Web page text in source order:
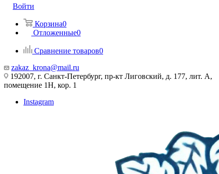
Войти
Корзина0
Отложенные0
Сравнение товаров0
zakaz_krona@mail.ru
192007, г. Санкт-Петербург, пр-кт Лиговский, д. 177, лит. А,
помещение 1Н, кор. 1
Instagram